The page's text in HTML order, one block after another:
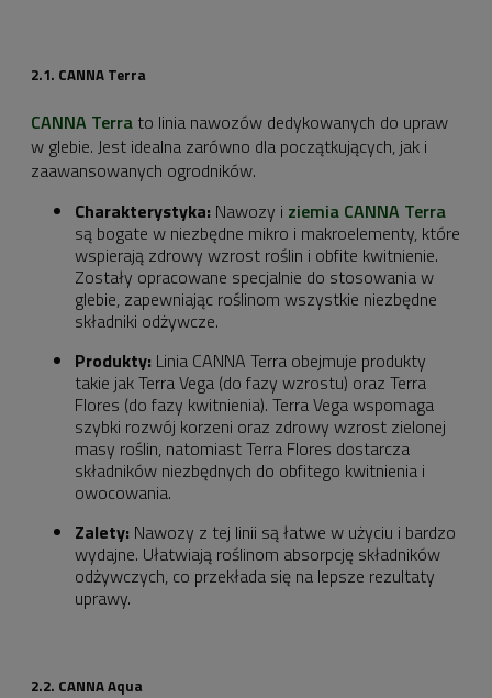
2.1. CANNA Terra
CANNA Terra to linia nawozów dedykowanych do upraw
w glebie. Jest idealna zarówno dla początkujących, jak i
zaawansowanych ogrodników.
Charakterystyka: Nawozy i ziemia CANNA Terra
są bogate w niezbędne mikro i makroelementy, które
wspierają zdrowy wzrost roślin i obfite kwitnienie.
Zostały opracowane specjalnie do stosowania w
glebie, zapewniając roślinom wszystkie niezbędne
składniki odżywcze.
Produkty: Linia CANNA Terra obejmuje produkty
takie jak Terra Vega (do fazy wzrostu) oraz Terra
Flores (do fazy kwitnienia). Terra Vega wspomaga
szybki rozwój korzeni oraz zdrowy wzrost zielonej
masy roślin, natomiast Terra Flores dostarcza
składników niezbędnych do obfitego kwitnienia i
owocowania.
Zalety: Nawozy z tej linii są łatwe w użyciu i bardzo
wydajne. Ułatwiają roślinom absorpcję składników
odżywczych, co przekłada się na lepsze rezultaty
uprawy.
2.2. CANNA Aqua